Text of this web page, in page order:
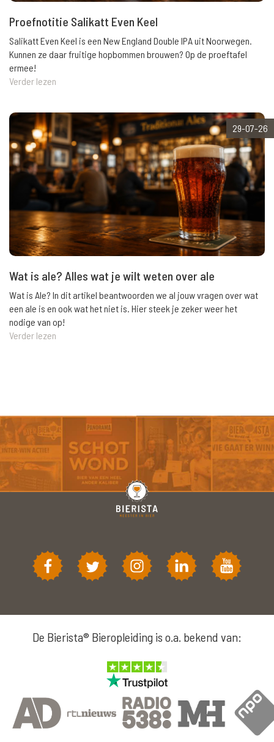
Proefnotitie Salikatt Even Keel
Salikatt Even Keel is een New England Double IPA uit Noorwegen.
Kunnen ze daar fruitige hopbommen brouwen? Op de proeftafel
ermee!
Verder lezen
29-07-26
Wat is ale? Alles wat je wilt weten over ale
Wat is Ale? In dit artikel beantwoorden we al jouw vragen over wat
een ale is en ook wat het niet is. Hier steek je zeker weer het
nodige van op!
Verder lezen
De Bierista® Bieropleiding is o.a. bekend van: